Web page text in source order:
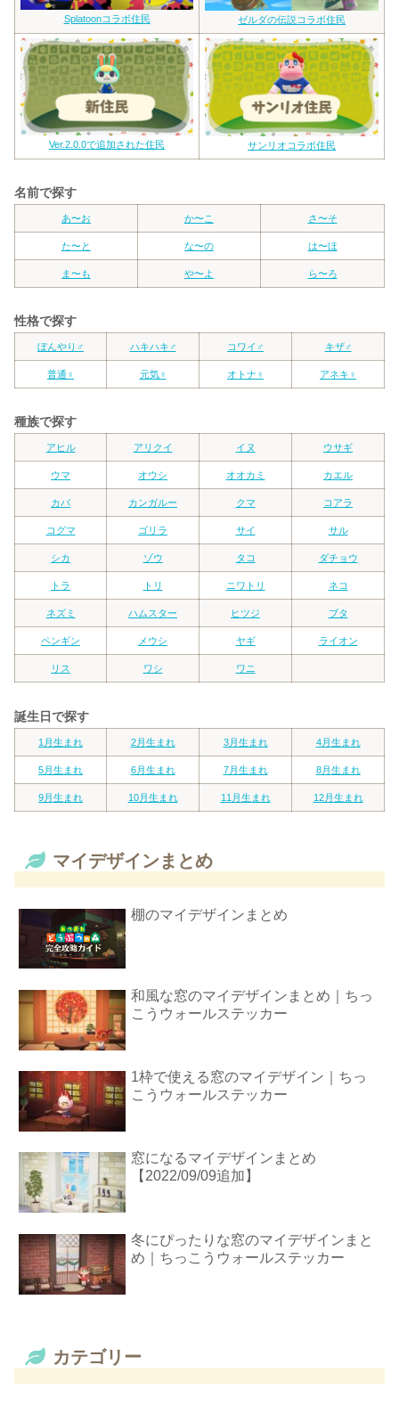
Splatoonコラボ住民 ゼルダの伝説コラボ住民
Ver.2.0.0で追加された住民 サンリオコラボ住民
名前で探す
あ〜お か〜こ さ〜そ
た〜と な〜の は〜ほ
ま〜も や〜よ ら〜ろ
性格で探す
ぼんやり♂ ハキハキ♂ コワイ♂ キザ♂
普通♀ 元気♀ オトナ♀ アネキ♀
種族で探す
アヒル アリクイ イヌ ウサギ
ウマ オウシ オオカミ カエル
カバ カンガルー クマ コアラ
コグマ ゴリラ サイ サル
シカ ゾウ タコ ダチョウ
トラ トリ ニワトリ ネコ
ネズミ ハムスター ヒツジ ブタ
ペンギン メウシ ヤギ ライオン
リス ワシ ワニ
誕生日で探す
1月生まれ 2月生まれ 3月生まれ 4月生まれ
5月生まれ 6月生まれ 7月生まれ 8月生まれ
9月生まれ 10月生まれ 11月生まれ 12月生まれ
マイデザインまとめ
棚のマイデザインまとめ
和風な窓のマイデザインまとめ｜ちっ
こうウォールステッカー
1枠で使える窓のマイデザイン｜ちっ
こうウォールステッカー
窓になるマイデザインまとめ
【2022/09/09追加】
冬にぴったりな窓のマイデザインまと
め｜ちっこうウォールステッカー
カテゴリー